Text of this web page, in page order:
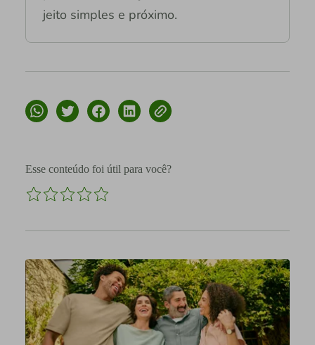
jeito simples e próximo.
Esse conteúdo foi útil para você?